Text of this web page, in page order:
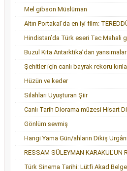
Mel gibson Müslüman
Altın Portakal’da en iyi film:
Hindistan’da Türk eseri Tac Mahali
Buzul Kıta Antarktika’dan yansımalar
Şehitler için canlı bayrak rekoru
Hüzün ve keder
Silahları Uyuşturan Şiir
Gönlüm sevmiş
Hangi Yama Gün/ahların Dikiş
RESSAM SÜLEYMAN KARAKUL’UN
Türk Sinema Tarihi: Lütfi Akad